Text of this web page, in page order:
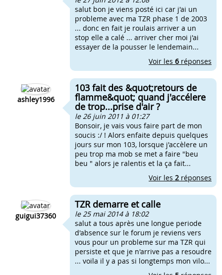
salut bon je viens posté ici car j'ai un
probleme avec ma TZR phase 1 de 2003
... donc en fait je roulais arriver a un
stop elle a calé ... arriver cher moi j'ai
essayer de la pousser le lendemain...
Voir les 6 réponses
ashley1996
103 fait des &quot;retours de
flamme&quot; quand j'accélere
de trop...prise d'air ?
le 26 juin 2011 à 01:27
Bonsoir, je vais vous faire part de mon
soucis :/ ! Alors enfaite depuis quelques
jours sur mon 103, lorsque j'accèlere un
peu trop ma mob se met a faire "beu
beu " alors je ralentis et la ça fait...
Voir les 2 réponses
guigui37360
TZR demarre et calle
le 25 mai 2014 à 18:02
salut a tous après une longue periode
d'absence sur le forum je reviens vers
vous pour un probleme sur ma TZR qui
persiste et que je n'arrive pas a resoudre
... voila il y a pas si longtemps mon vilo...